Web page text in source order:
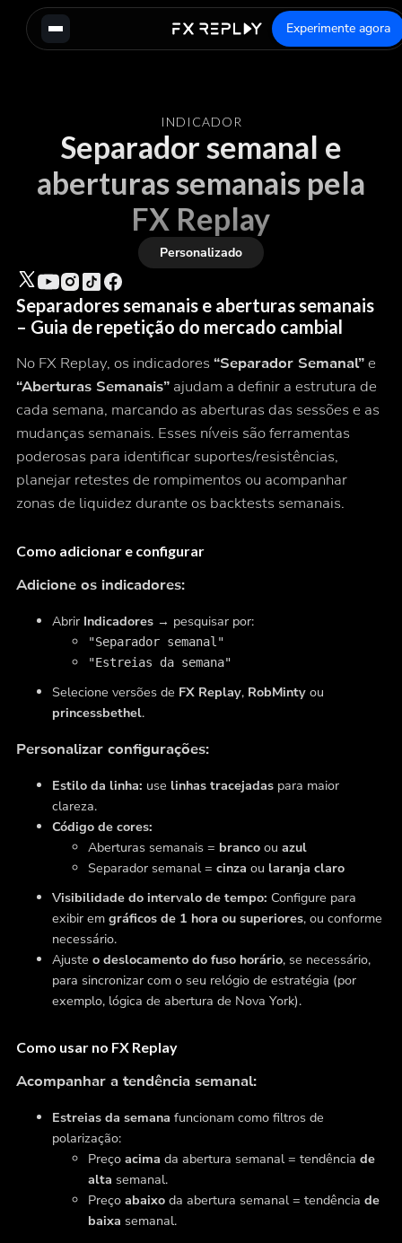
Experimente agora
INDICADOR
Separador semanal e
aberturas semanais pela
FX Replay
Personalizado
Separadores semanais e aberturas semanais
– Guia de repetição do mercado cambial
No FX Replay, os indicadores “Separador Semanal”e
“Aberturas Semanais”ajudam a definir a estrutura de
cada semana, marcando as aberturas das sessões e as
mudanças semanais. Esses níveis são ferramentas
poderosas para identificar suportes/resistências,
planejar retestes de rompimentos ou acompanhar
zonas de liquidez durante os backtests semanais.
Como adicionar e configurar
Adicione os indicadores:
Abrir Indicadores→ pesquisar por:
"Separador semanal"
"Estreias da semana"
Selecione versões de FX Replay, RobMintyou
princessbethel.
Personalizar configurações:
Estilo da linha: use linhas tracejadaspara maior
clareza.
Código de cores:
Aberturas semanais = brancoou azul
Separador semanal = cinza ou laranja claro
Visibilidade do intervalo de tempo: Configure para
exibir em gráficos de 1 hora ou superiores, ou conforme
necessário.
Ajuste o deslocamento do fuso horário, se necessário,
para sincronizar com o seu relógio de estratégia (por
exemplo, lógica de abertura de Nova York).
Como usar no FX Replay
Acompanhar a tendência semanal:
Estreias da semana funcionam como filtros de
polarização:
Preço acima da abertura semanal = tendência de
alta semanal.
Preço abaixoda abertura semanal = tendência de
baixa semanal.